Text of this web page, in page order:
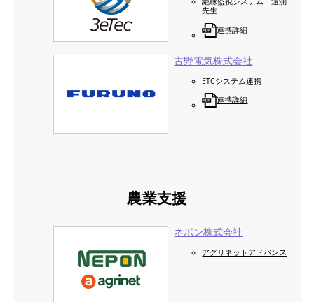
先生
連携詳細
古野電気株式会社
ETCシステム連携
連携詳細
農業支援
ネポン株式会社
アグリネットアドバンス